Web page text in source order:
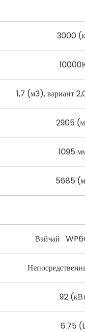
3000
1,7 (м3), вариант
2905
1095
5685
Вэйчай
92
6.75